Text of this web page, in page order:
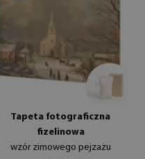
Tapeta fotograficzna
fizelinowa
wzór zimowego pejzażu